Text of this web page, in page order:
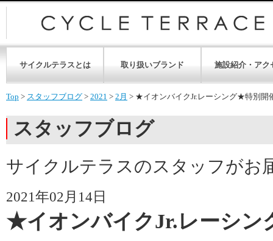
サイクルテラスとは 取り扱いブランド 施設紹介・アク
Top > スタッフブログ > 2021 > 2月 > ★イオンバイクJr.レーシング★特別開
スタッフブログ
サイクルテラスのスタッフがお
2021年02月14日
★イオンバイクJr.レーシ